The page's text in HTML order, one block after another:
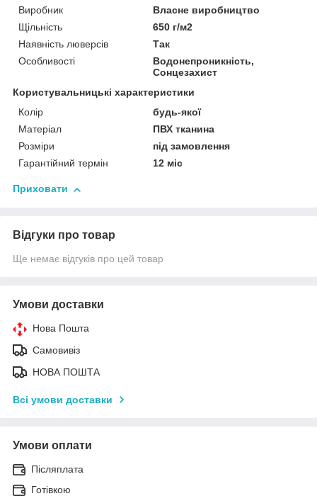
Виробник
Власне виробництво
Щільність
650 г/м2
Наявність люверсів
Так
Особливості
Водонепроникність,
Сонцезахист
Користувальницькі характеристики
Колір
будь-якої
Матеріал
ПВХ тканина
Розміри
під замовлення
Гарантійний термін
12 міс
Приховати
Відгуки про товар
Ще немає відгуків про цей товар
Умови доставки
Нова Пошта
Самовивіз
НОВА ПОШТА
Всі умови доставки
Умови оплати
Післяплата
Готівкою